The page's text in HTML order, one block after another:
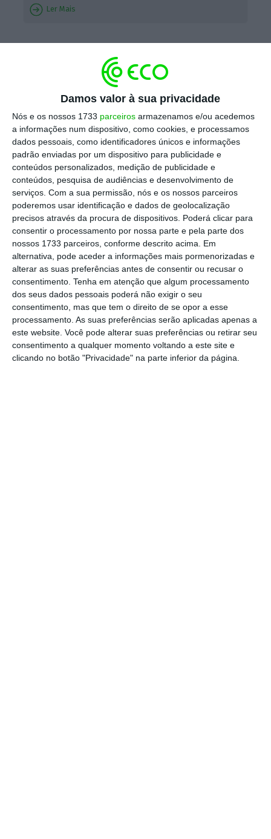
Damos valor à sua privacidade
Nós e os nossos 1733 parceiros armazenamos e/ou acedemos
a informações num dispositivo, como cookies, e processamos
dados pessoais, como identificadores únicos e informações
padrão enviadas por um dispositivo para publicidade e
conteúdos personalizados, medição de publicidade e
conteúdos, pesquisa de audiências e desenvolvimento de
serviços. Com a sua permissão, nós e os nossos parceiros
poderemos usar identificação e dados de geolocalização
precisos através da procura de dispositivos. Poderá clicar para
consentir o processamento por nossa parte e pela parte dos
nossos 1733 parceiros, conforme descrito acima. Em
alternativa, pode aceder a informações mais pormenorizadas e
alterar as suas preferências antes de consentir ou recusar o
consentimento. Tenha em atenção que algum processamento
dos seus dados pessoais poderá não exigir o seu
consentimento, mas que tem o direito de se opor a esse
processamento. As suas preferências serão aplicadas apenas a
este website. Você pode alterar suas preferências ou retirar seu
consentimento a qualquer momento voltando a este site e
clicando no botão "Privacidade" na parte inferior da página.
Ler Mais
Infraestruturas, António Costa diz ter “um gajo
muito bom”, o então presidente executivo da
SATA, Luís Rodrigues, como o substituto de
Christine Ourmières-Widener na liderança da
TAP. “É um fator de tranquilidade e
descompressão”, elogia o chefe do governo
socialista. “E ele aceita?”, questionou depois
Galamba, ao que António Costa responde que
sim, acrescentando que já tinha falado “com
o Fernando [Medina]”.
“Fico muito lisonjeado com o comentário”,
respondeu o atual presidente da TAP aos
deputados. “Não conheço António Costa,
nunca falei com ele por qualquer meio. Tudo o
resto passa-me completamente ao lado”,
afirmou.